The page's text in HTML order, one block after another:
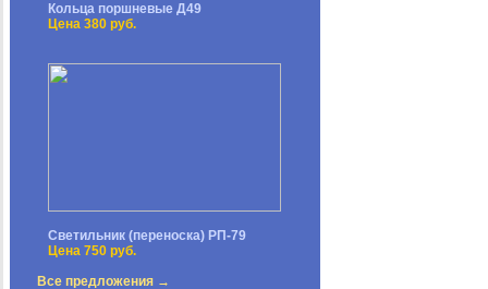
Кольца поршневые Д49
Цена 380 руб.
Светильник (переноска) РП-79
Цена 750 руб.
Все предложения →